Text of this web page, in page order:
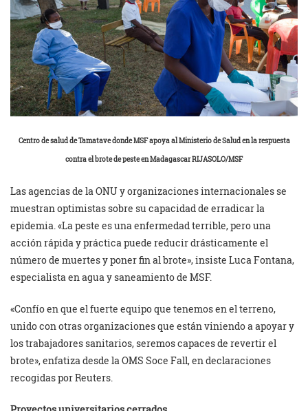
Centro de salud de Tamatave donde MSF apoya al Ministerio de Salud en la respuesta
contra el brote de peste en Madagascar RIJASOLO/MSF
Las agencias de la ONU y organizaciones internacionales se
muestran optimistas sobre su capacidad de erradicar la
epidemia. «La peste es una enfermedad terrible, pero una
acción rápida y práctica puede reducir drásticamente el
número de muertes y poner fin al brote», insiste Luca Fontana,
especialista en agua y saneamiento de MSF.
«Confío en que el fuerte equipo que tenemos en el terreno,
unido con otras organizaciones que están viniendo a apoyar y
los trabajadores sanitarios, seremos capaces de revertir el
brote», enfatiza desde la OMS Soce Fall, en declaraciones
recogidas por Reuters.